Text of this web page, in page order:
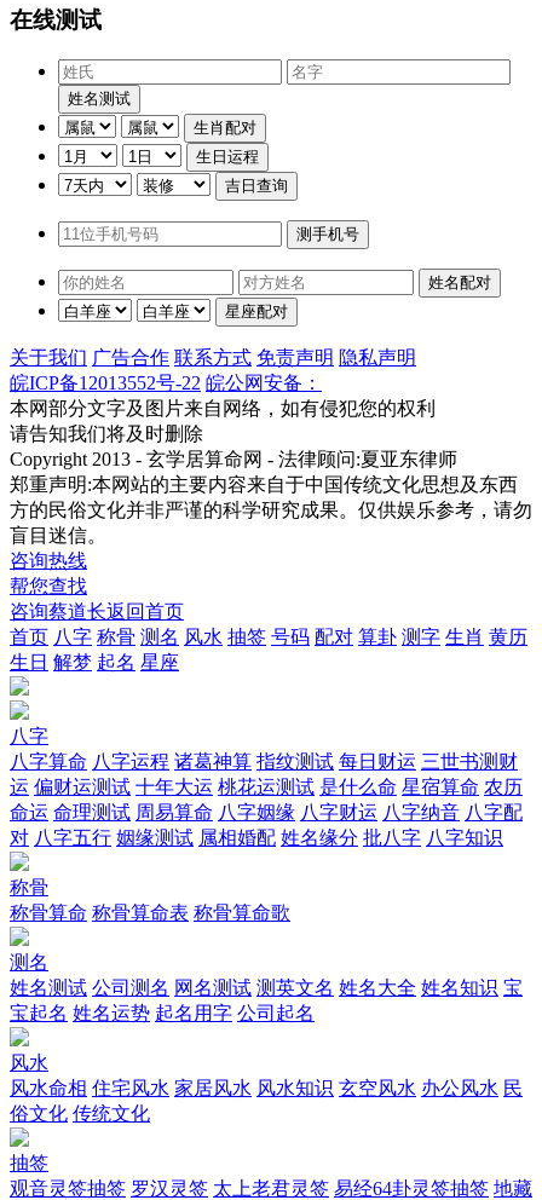
在线测试
关于我们 广告合作 联系方式 免责声明 隐私声明
皖ICP备12013552号-22 皖公网安备：
本网部分文字及图片来自网络，如有侵犯您的权利
请告知我们将及时删除
Copyright 2013 - 玄学居算命网 - 法律顾问:夏亚东律师
郑重声明:本网站的主要内容来自于中国传统文化思想及东西
方的民俗文化并非严谨的科学研究成果。仅供娱乐参考，请勿
盲目迷信。
咨询热线
帮您查找
咨询蔡道长返回首页
首页 八字 称骨 测名 风水 抽签 号码 配对 算卦 测字 生肖 黄历
生日 解梦 起名 星座
八字
八字算命 八字运程 诸葛神算 指纹测试 每日财运 三世书测财
运 偏财运测试 十年大运 桃花运测试 是什么命 星宿算命 农历
命运 命理测试 周易算命 八字姻缘 八字财运 八字纳音 八字配
对 八字五行 姻缘测试 属相婚配 姓名缘分 批八字 八字知识
称骨
称骨算命 称骨算命表 称骨算命歌
测名
姓名测试 公司测名 网名测试 测英文名 姓名大全 姓名知识 宝
宝起名 姓名运势 起名用字 公司起名
风水
风水命相 住宅风水 家居风水 风水知识 玄空风水 办公风水 民
俗文化 传统文化
抽签
观音灵签抽签 罗汉灵签 太上老君灵签 易经64卦灵签抽签 地藏